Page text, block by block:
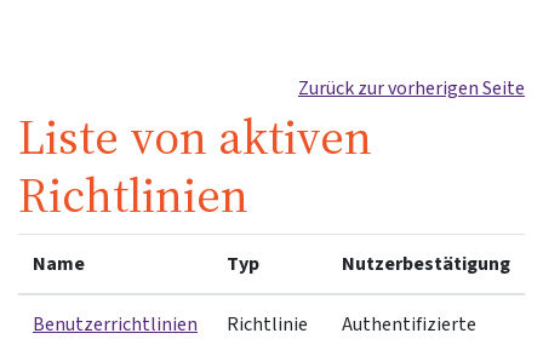
Zurück zur vorherigen Seite
Liste von aktiven
Richtlinien
Name Typ Nutzerbestätigung
Benutzerrichtlinien
Richtlinie
Authentifizierte